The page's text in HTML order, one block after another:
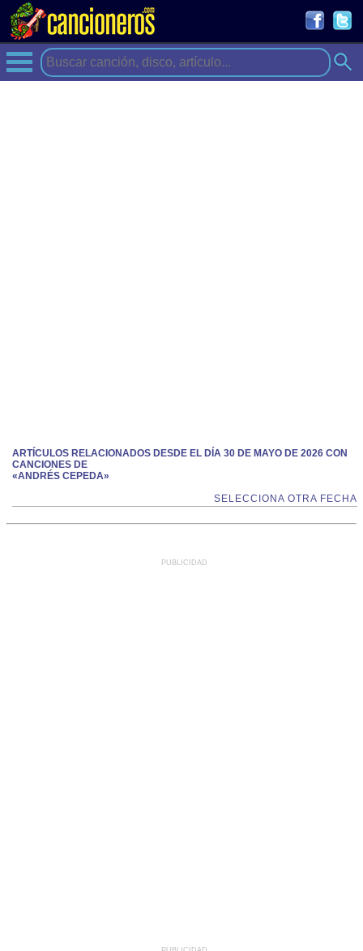
ARTÍCULOS RELACIONADOS DESDE EL DÍA 30 DE MAYO DE 2026 CON
CANCIONES DE
«ANDRÉS CEPEDA»
SELECCIONA OTRA FECHA
PUBLICIDAD